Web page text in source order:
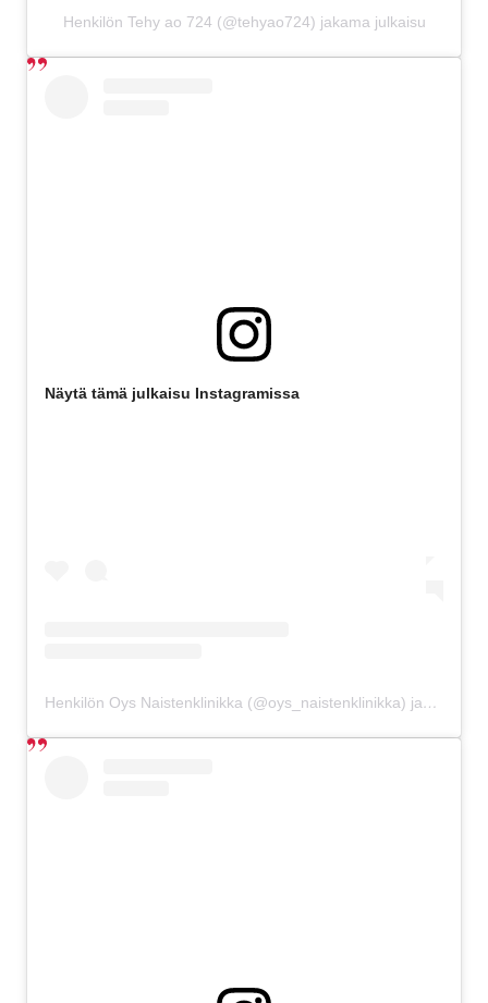
Henkilön Tehy ao 724 (@tehyao724) jakama julkaisu
Näytä tämä julkaisu Instagramissa
Henkilön Oys Naistenklinikka (@oys_naistenklinikka) jakama julkaisu